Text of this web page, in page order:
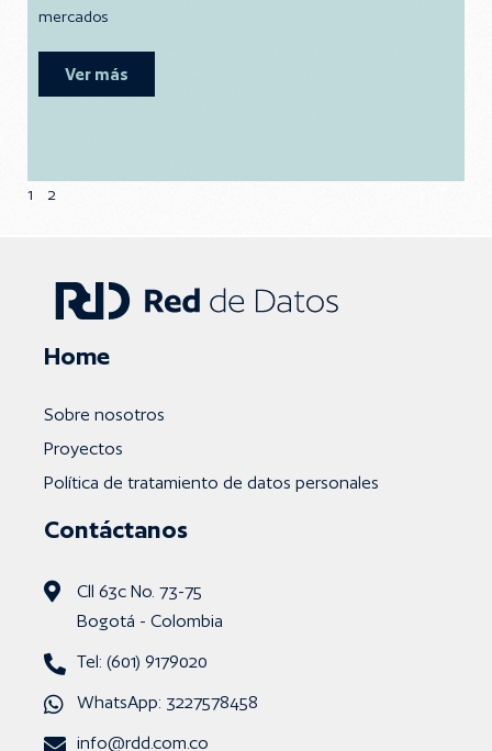
mercados
Ver más
1 2
Home
Sobre nosotros
Proyectos
Política de tratamiento de datos personales
Contáctanos
Cll 63c No. 73-75
Bogotá - Colombia
Tel: (601) 9179020
WhatsApp: 3227578458
info@rdd.com.co